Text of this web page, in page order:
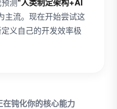
测“人类制定架构+AI
主流。现在开始尝试这
义自己的开发效率极
钝化你的核心能力